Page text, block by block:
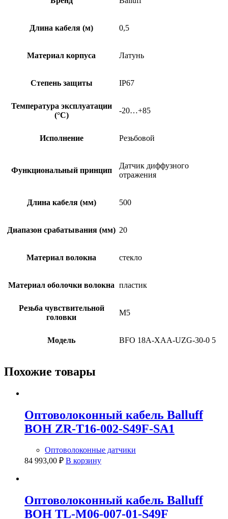
Длина кабеля (м) 0,5
Материал корпуса Латунь
Степень защиты IP67
Температура эксплуатации
(°C)
-20…+85
Исполнение Резьбовой
Функциональный принцип
Датчик диффузного
отражения
Длина кабеля (мм) 500
Диапазон срабатывания (мм) 20
Материал волокна стекло
Материал оболочки волокна пластик
Резьба чувствительной
головки
M5
Модель BFO 18A-XAA-UZG-30-0 5
Похожие товары
Оптоволоконный кабель Balluff
BOH ZR-T16-002-S49F-SA1
Оптоволоконные датчики
84 993,00 ₽ В корзину
Оптоволоконный кабель Balluff
BOH TL-M06-007-01-S49F